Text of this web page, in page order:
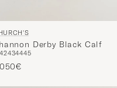
Derby Black Calf
42434445